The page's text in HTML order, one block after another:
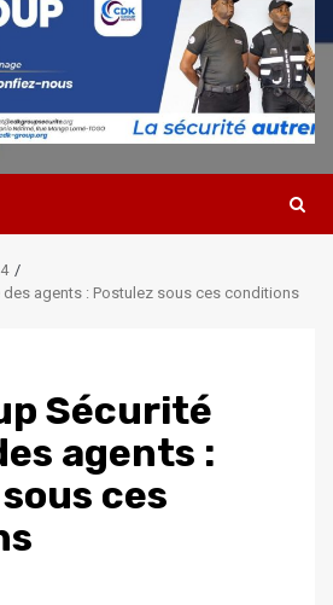
des agents : Postulez sous ces conditions
Sécurité
agents :
ces